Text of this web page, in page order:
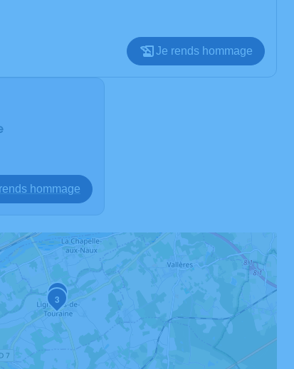
Je rends hommage
hommage
2
3